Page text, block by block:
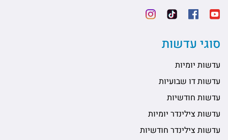
סוגי עדשות
עדשות יומיות
עדשות דו שבועיות
עדשות חודשיות
עדשות צילינדר יומיות
עדשות צילינדר חודשיות